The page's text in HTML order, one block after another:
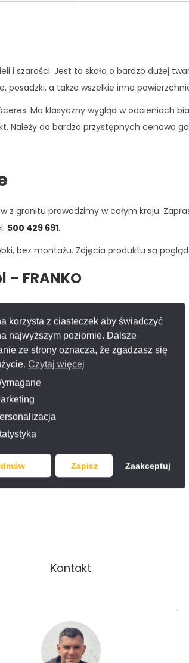
korzysta z ciasteczek aby świadczyć
najwyższym poziomie. Dalsze
ze strony oznacza, że zgadzasz się
Czytaj więcej
Zapisz Zaakceptuj
i szarości. Jest to skała o bardzo dużej
a także wszelkie inne
Ma klasyczny wygląd w odcieniach
Należy do bardzo przystępnych cenowo
z granitu prowadzimy w całym kraju.
500 429 691.
bez montażu. Zdjęcia produktu są
FRANKO
ścienne, kominki.
Kontakt